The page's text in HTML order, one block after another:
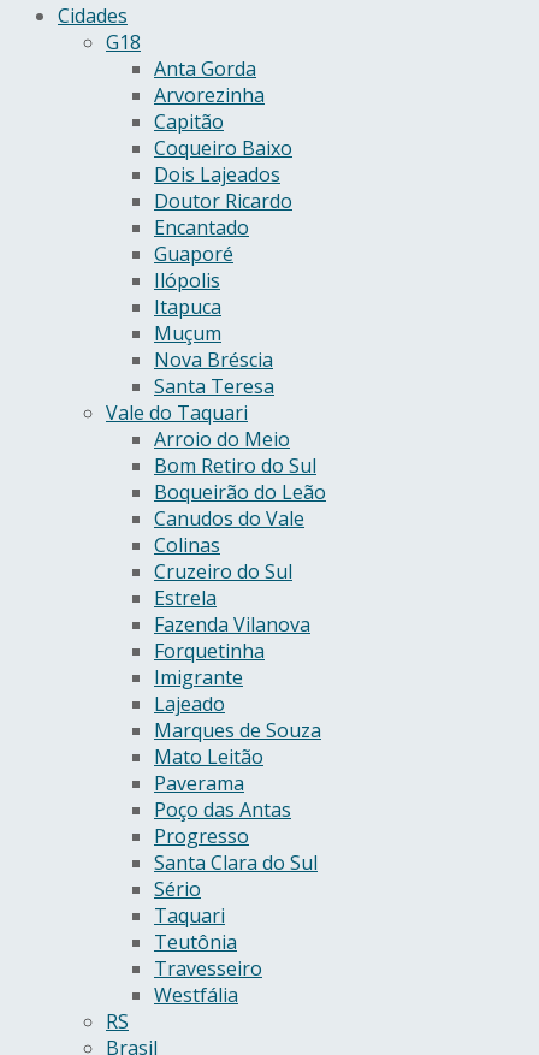
Cidades
G18
Anta Gorda
Arvorezinha
Capitão
Coqueiro Baixo
Dois Lajeados
Doutor Ricardo
Encantado
Guaporé
Ilópolis
Itapuca
Muçum
Nova Bréscia
Santa Teresa
Vale do Taquari
Arroio do Meio
Bom Retiro do Sul
Boqueirão do Leão
Canudos do Vale
Colinas
Cruzeiro do Sul
Estrela
Fazenda Vilanova
Forquetinha
Imigrante
Lajeado
Marques de Souza
Mato Leitão
Paverama
Poço das Antas
Progresso
Santa Clara do Sul
Sério
Taquari
Teutônia
Travesseiro
Westfália
RS
Brasil